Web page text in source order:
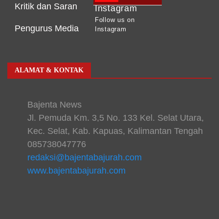
Kritik dan Saran
Pengurus Media
Instagram
Follow us on
Instagram
ALAMAT & KONTAK
Bajenta News
Jl. Pemuda Km. 3,5 No. 133 Kel. Selat Utara,
Kec. Selat, Kab. Kapuas, Kalimantan Tengah
085738047776
redaksi@bajentabajurah.com
www.bajentabajurah.com